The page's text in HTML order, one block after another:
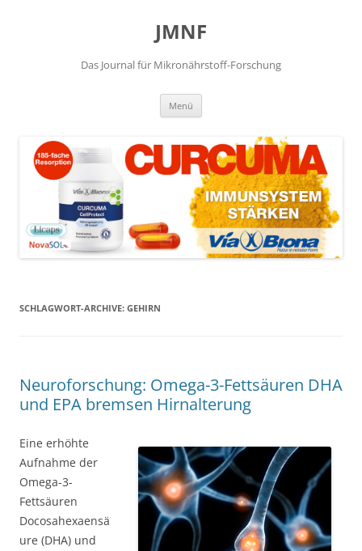
JMNF
Das Journal für Mikronährstoff-Forschung
Menü
SCHLAGWORT-ARCHIVE: GEHIRN
Neuroforschung: Omega-3-Fettsäuren DHA
und EPA bremsen Hirnalterung
Eine erhöhte
Aufnahme der
Omega-3-
Fettsäuren
Docosahexaensä
ure (DHA) und